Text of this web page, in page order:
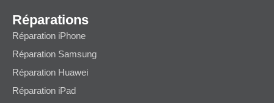
Réparations
Réparation iPhone
Réparation Samsung
Réparation Huawei
Réparation iPad